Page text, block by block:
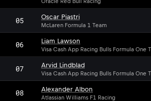
05 Oscar Piastri
McLaren Formula 1 Team
06 Liam Lawson
Visa Cash App Racing Bulls Formula One
07 Arvid Lindblad
Visa Cash App Racing Bulls Formula One
08 Alexander Albon
Atlassian Williams F1 Racing